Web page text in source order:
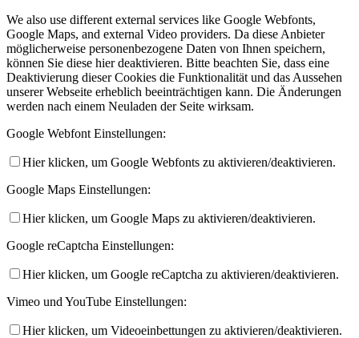
We also use different external services like Google Webfonts,
Google Maps, and external Video providers. Da diese Anbieter
möglicherweise personenbezogene Daten von Ihnen speichern,
können Sie diese hier deaktivieren. Bitte beachten Sie, dass eine
Deaktivierung dieser Cookies die Funktionalität und das Aussehen
unserer Webseite erheblich beeinträchtigen kann. Die Änderungen
werden nach einem Neuladen der Seite wirksam.
Google Webfont Einstellungen:
Hier klicken, um Google Webfonts zu aktivieren/deaktivieren.
Google Maps Einstellungen:
Hier klicken, um Google Maps zu aktivieren/deaktivieren.
Google reCaptcha Einstellungen:
Hier klicken, um Google reCaptcha zu aktivieren/deaktivieren.
Vimeo und YouTube Einstellungen:
Hier klicken, um Videoeinbettungen zu aktivieren/deaktivieren.